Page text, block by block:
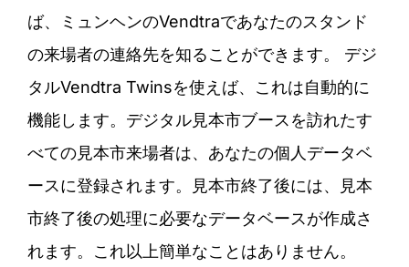
ば、ミュンヘンのVendtraであなたのスタンド
の来場者の連絡先を知ることができます。 デジ
タルVendtra Twinsを使えば、これは自動的に
機能します。デジタル見本市ブースを訪れたす
べての見本市来場者は、あなたの個人データベ
ースに登録されます。見本市終了後には、見本
市終了後の処理に必要なデータベースが作成さ
れます。これ以上簡単なことはありません。